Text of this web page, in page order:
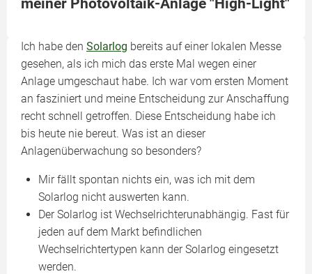
meiner Photovoltaik-Anlage "High-Light"
Ich habe den Solarlog bereits auf einer lokalen Messe
gesehen, als ich mich das erste Mal wegen einer
Anlage umgeschaut habe. Ich war vom ersten Moment
an fasziniert und meine Entscheidung zur Anschaffung
recht schnell getroffen. Diese Entscheidung habe ich
bis heute nie bereut. Was ist an dieser
Anlagenüberwachung so besonders?
Mir fällt spontan nichts ein, was ich mit dem
Solarlog nicht auswerten kann.
Der Solarlog ist Wechselrichterunabhängig. Fast für
jeden auf dem Markt befindlichen
Wechselrichtertypen kann der Solarlog eingesetzt
werden.